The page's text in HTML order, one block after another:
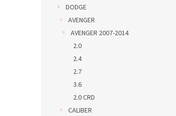
DODGE
AVENGER
AVENGER 2007-2014
2.0
2.4
2.7
3.6
2.0 CRD
CALIBER